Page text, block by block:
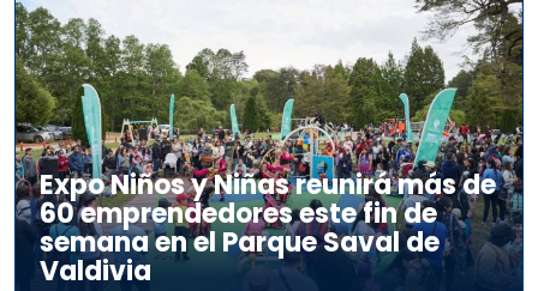
Expo Niños y Niñas reunirá más de
60 emprendedores este fin de
semana en el Parque Saval de
Valdivia